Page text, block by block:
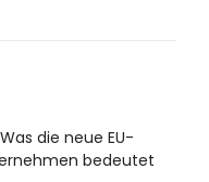
die neue EU-
bedeutet